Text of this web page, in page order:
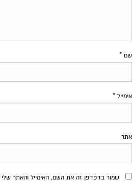
שם *
אימייל *
אתר
שמור בדפדפן זה את השם, האימייל והאתר